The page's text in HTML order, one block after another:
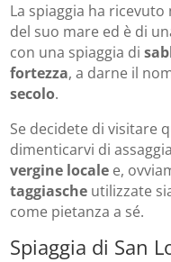
La spiaggia ha
del suo mare ed è di
con una spiaggia di
fortezza, a darne il
secolo.
Se decidete di visitare
dimenticarvi di
vergine locale e,
taggiasche utilizzate
come pietanza a sé.
Spiaggia di San